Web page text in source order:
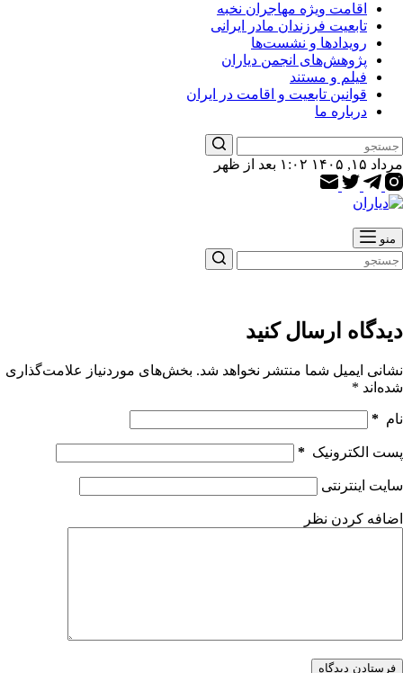
اقامت ویژه مهاجران نخبه
تابعیت فرزندان مادر ایرانی
رویدادها و نشست‌ها
پژوهش‌های انجمن دیاران
فیلم و مستند
قوانین تابعیت و اقامت در ایران
درباره ما
مرداد ۱۵, ۱۴۰۵ ۱:۰۲ بعد از ظهر
منو
دیدگاه ارسال کنید
نشانی ایمیل شما منتشر نخواهد شد. بخش‌های موردنیاز علامت‌گذاری
شده‌اند *
نام *
پست الکترونیک *
سایت اینترنتی
اضافه کردن نظر
فرستادن دیدگاه